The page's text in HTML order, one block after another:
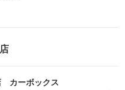
カーボックス